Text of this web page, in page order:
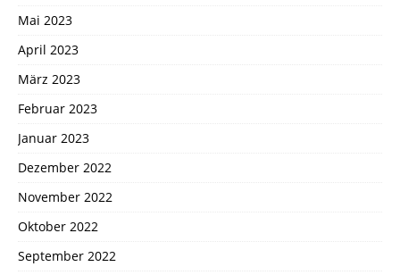
Mai 2023
April 2023
März 2023
Februar 2023
Januar 2023
Dezember 2022
November 2022
Oktober 2022
September 2022